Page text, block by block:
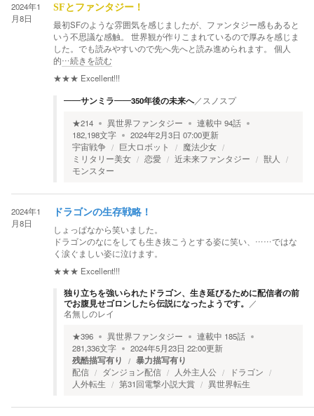
2024年1
月8日
SFとファンタジー！
最初SFのような雰囲気を感じましたが、ファンタジー感もあると
いう不思議な感触。 世界観が作りこまれているので厚みを感じま
した。でも読みやすいので先へ先へと読み進められます。 個人
的…続きを読む
★★★ Excellent!!!
――サンミラ――350年後の未来へ／ スノスプ
★214 異世界ファンタジー 連載中 94話
182,198文字 2024年2月3日 07:00更新
宇宙戦争
巨大ロボット
魔法少女
ミリタリー美女
恋愛 近未来ファンタジー
獣人
モンスター
2024年1
月8日
ドラゴンの生存戦略！
しょっぱなから笑いました。
ドラゴンのなにをしても生き抜こうとする姿に笑い、……ではな
く涙ぐましい姿に泣けます。
★★★ Excellent!!!
独り立ちを強いられたドラゴン、生き延びるために配信者の前
でお腹見せゴロンしたら伝説になったようです。
／
名無しのレイ
★396 異世界ファンタジー 連載中 185話
281,336文字 2024年5月23日 22:00更新
残酷描写有り 暴力描写有り
配信 ダンジョン配信 人外主人公
ドラゴン
人外転生
第31回電撃小説大賞 異世界転生